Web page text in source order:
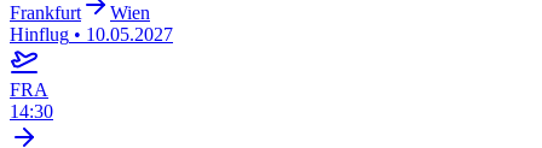
Frankfurt
Wien
Hinflug • 10.05.2027
FRA
14:30